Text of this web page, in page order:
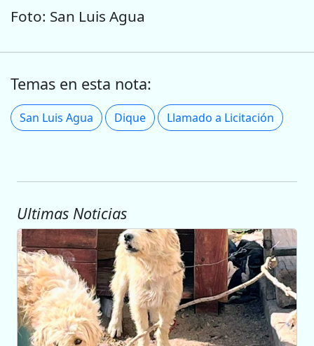
Foto: San Luis Agua
Temas en esta nota:
San Luis Agua Dique Llamado a Licitación
Ultimas Noticias